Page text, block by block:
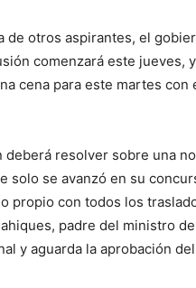
de otros aspirantes, el
comenzará este jueves,
cena para este martes con
resolver sobre una
solo se avanzó en su
propio con todos los
padre del ministro
y aguarda la aprobación